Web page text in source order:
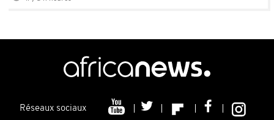
Réseaux sociaux